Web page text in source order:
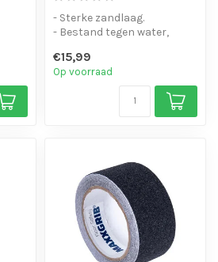
- Sterke zandlaag.
- Bestand tegen water,
- Is eenvo...
€15,99
Op voorraad